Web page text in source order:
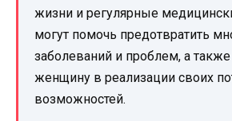
жизни и регулярные
могут помочь предотвратить
заболеваний и проблем, а
женщину в реализации своих
возможностей.